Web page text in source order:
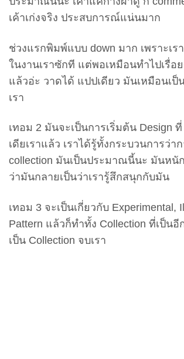
เค้าเก่งจริง ประสบการณ์แน่นมาก
ช่วงแรกพิมพ์แบบ down มาก เพราะเร
ในงานเราซักที แต่พอเหมือนทำไปเรื่อ
แล้วอ่ะ วาดได้ แปปเดียว มันเหมือนเ
เรา
เทอม 2 มันจะเป็นการเริ่มต้น Design ที่
เดียเราแล้ว เราได้รู้ทั้งกระบวนการว่า
collection มันเป็นประมาณนี้นะ มันหนั
ว่ามันกลายเป็นว่าเรารู้สึกสนุกกับมัน
เทอม 3 จะเป็นเกี่ยวกับ Experimental,
Pattern แล้วก็ทำทั้ง Collection ที่เป็นอี
เป็น Collection จบเรา